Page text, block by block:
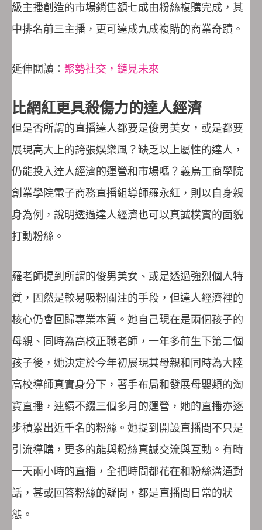
級主播創造的市場銷售額七成由粉絲複購完成，其
中排名前三主播，更可達成九成複購的商業奇蹟。
延伸閱讀： 聚勢社交，鏈見未來
比網紅更具殺傷力的達人經濟
但是否所謂的直播達人都要是俊男美女，或是都要
展現高大上的誇張娛樂風？缺乏以上屬性的達人，
仍能投入達人經濟的運營和市場嗎？義烏工商學院
創業學院電子商務直播組導師羅永紅，則以自身親
身為例，說明透過達人經濟也可以真誠樸實的面貌
打動粉絲。
羅老師提到所謂的俊男美女、或是透過強烈個人特
質，固然是較易吸粉關注的手段，但達人經濟裡的
核心仍會回歸專業本質。她自己現在是兩個孩子的
母親、同時為高校正職老師，一年多前生下第二個
孩子後，她決定於今年初展現其母親和同時為大陸
高校導師真實身分下，著手布局和發展母嬰類的淘
寶直播，連續不綴三個多月的運營，她的直播亦逐
步積累出近千名的粉絲。她提到開設直播間不只是
引流導購，更多的能與粉絲真誠交流與互動。有時
一天兩小時的直播，全把時間都花在和粉絲溝通對
話，甚或回答粉絲的疑問，都是直播間日常的狀
態。